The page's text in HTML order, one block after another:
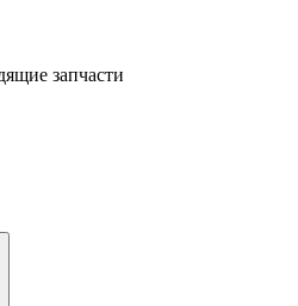
запчасти